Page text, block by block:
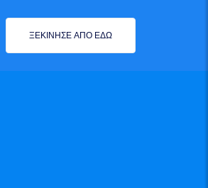
ΞΕΚΙΝΗΣΕ ΑΠΟ ΕΔΩ